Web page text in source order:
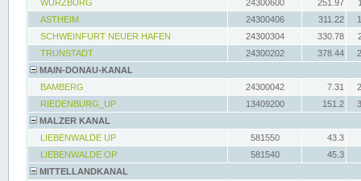
WÜRZBURG 24300600 251.97
ASTHEIM
24300406 311.22
SCHWEINFURT NEUER HAFEN
24300304 330.78
TRUNSTADT
24300202 378.44
MAIN-DONAU-KANAL
BAMBERG
24300042 7.31
RIEDENBURG_UP
13409200 151.2
MALZER KANAL
LIEBENWALDE UP
581550
43.3
LIEBENWALDE OP
581540
45.3
MITTELLANDKANAL